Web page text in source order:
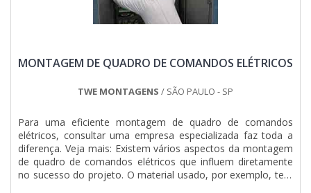
MONTAGEM DE QUADRO DE COMANDOS ELÉTRICOS
TWE MONTAGENS / SÃO PAULO - SP
Para uma eficiente montagem de quadro de comandos
elétricos, consultar uma empresa especializada faz toda a
diferença. Veja mais: Existem vários aspectos da montagem
de quadro de comandos elétricos que influem diretamente
no sucesso do projeto. O material usado, por exemplo, tem